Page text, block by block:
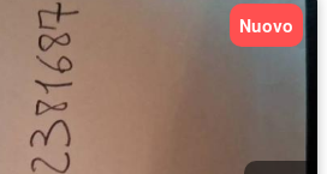
Nuovo